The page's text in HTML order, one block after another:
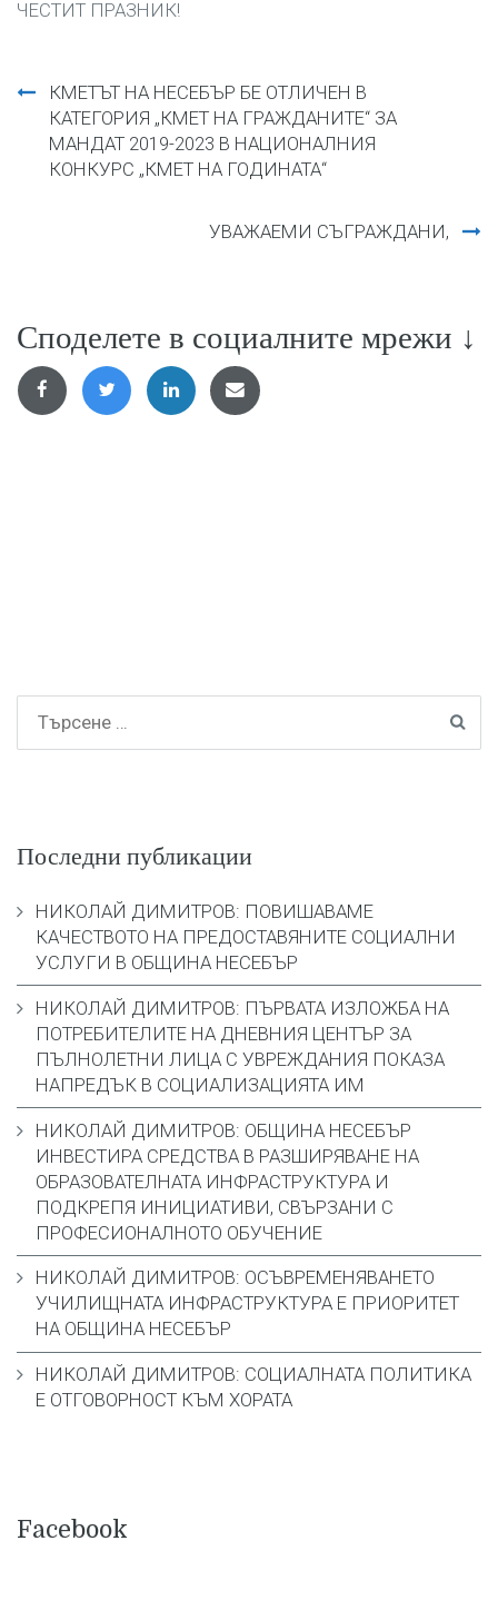
ЧЕСТИТ ПРАЗНИК!
КМЕТЪТ НА НЕСЕБЪР БЕ ОТЛИЧЕН В
КАТЕГОРИЯ „КМЕТ НА ГРАЖДАНИТЕ“ ЗА
МАНДАТ 2019-2023 В НАЦИОНАЛНИЯ
КОНКУРС „КМЕТ НА ГОДИНАТА“
УВАЖАЕМИ СЪГРАЖДАНИ,
Споделете в социалните мрежи ↓
Последни публикации
НИКОЛАЙ ДИМИТРОВ: ПОВИШАВАМЕ
КАЧЕСТВОТО НА ПРЕДОСТАВЯНИТЕ СОЦИАЛНИ
УСЛУГИ В ОБЩИНА НЕСЕБЪР
НИКОЛАЙ ДИМИТРОВ: ПЪРВАТА ИЗЛОЖБА НА
ПОТРЕБИТЕЛИТЕ НА ДНЕВНИЯ ЦЕНТЪР ЗА
ПЪЛНОЛЕТНИ ЛИЦА С УВРЕЖДАНИЯ ПОКАЗА
НАПРЕДЪК В СОЦИАЛИЗАЦИЯТА ИМ
НИКОЛАЙ ДИМИТРОВ: ОБЩИНА НЕСЕБЪР
ИНВЕСТИРА СРЕДСТВА В РАЗШИРЯВАНЕ НА
ОБРАЗОВАТЕЛНАТА ИНФРАСТРУКТУРА И
ПОДКРЕПЯ ИНИЦИАТИВИ, СВЪРЗАНИ С
ПРОФЕСИОНАЛНОТО ОБУЧЕНИЕ
НИКОЛАЙ ДИМИТРОВ: ОСЪВРЕМЕНЯВАНЕТО
УЧИЛИЩНАТА ИНФРАСТРУКТУРА Е ПРИОРИТЕТ
НА ОБЩИНА НЕСЕБЪР
НИКОЛАЙ ДИМИТРОВ: СОЦИАЛНАТА ПОЛИТИКА
Е ОТГОВОРНОСТ КЪМ ХОРАТА
Facebook